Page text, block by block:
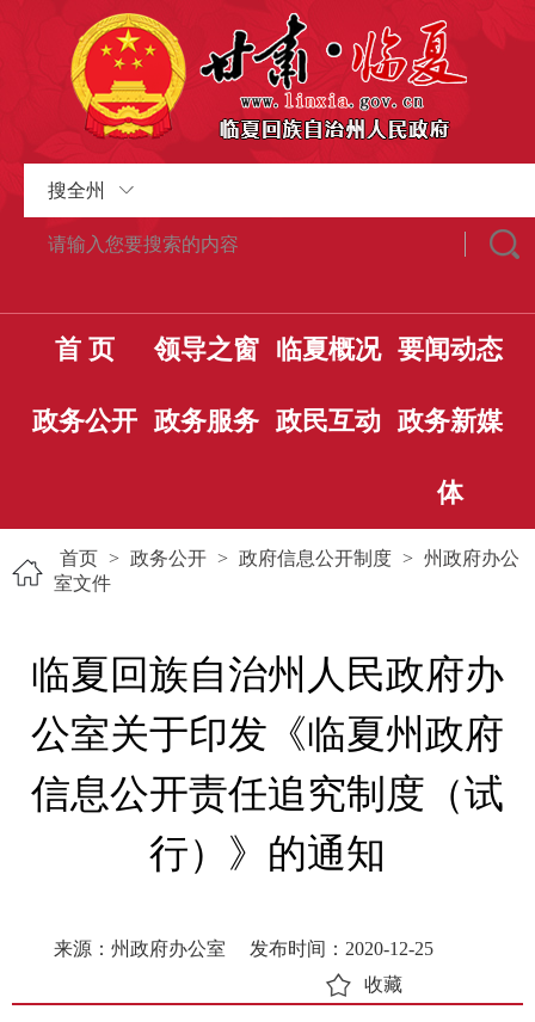
搜全州
首 页 领导之窗 临夏概况 要闻动态
政务公开 政务服务 政民互动 政务新媒
体
首页 > 政务公开 > 政府信息公开制度 > 州政府办公
室文件
临夏回族自治州人民政府办
公室​关于印发《临夏州政府
信息公开责任追究制度（试
行）》的通知
来源：州政府办公室
发布时间：2020-12-25
收藏